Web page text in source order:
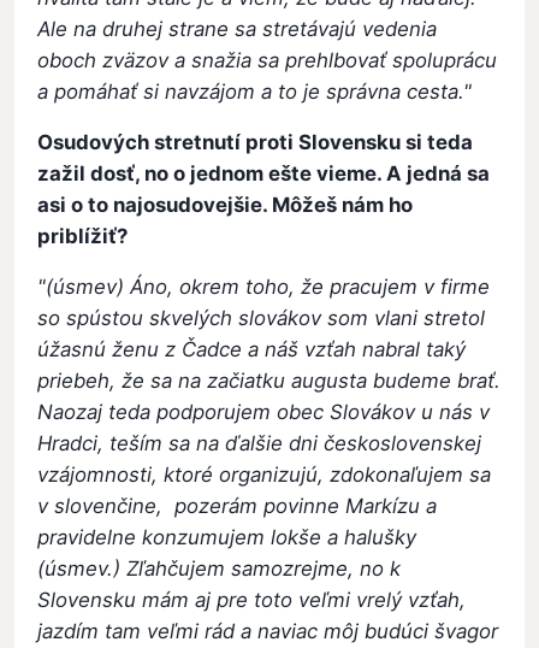
Ale na druhej strane sa stretávajú vedenia
oboch zväzov a snažia sa prehlbovať spoluprácu
a pomáhať si navzájom a to je správna cesta."
Osudových stretnutí proti Slovensku si teda
zažil dosť, no o jednom ešte vieme. A jedná sa
asi o to najosudovejšie. Môžeš nám ho
priblížiť?
"(úsmev) Áno, okrem toho, že pracujem v firme
so spústou skvelých slovákov som vlani stretol
úžasnú ženu z Čadce a náš vzťah nabral taký
priebeh, že sa na začiatku augusta budeme brať.
Naozaj teda podporujem obec Slovákov u nás v
Hradci, teším sa na ďalšie dni československej
vzájomnosti, ktoré organizujú, zdokonaľujem sa
v slovenčine, pozerám povinne Markízu a
pravidelne konzumujem lokše a halušky
(úsmev.) Zľahčujem samozrejme, no k
Slovensku mám aj pre toto veľmi vrelý vzťah,
jazdím tam veľmi rád a naviac môj budúci švagor